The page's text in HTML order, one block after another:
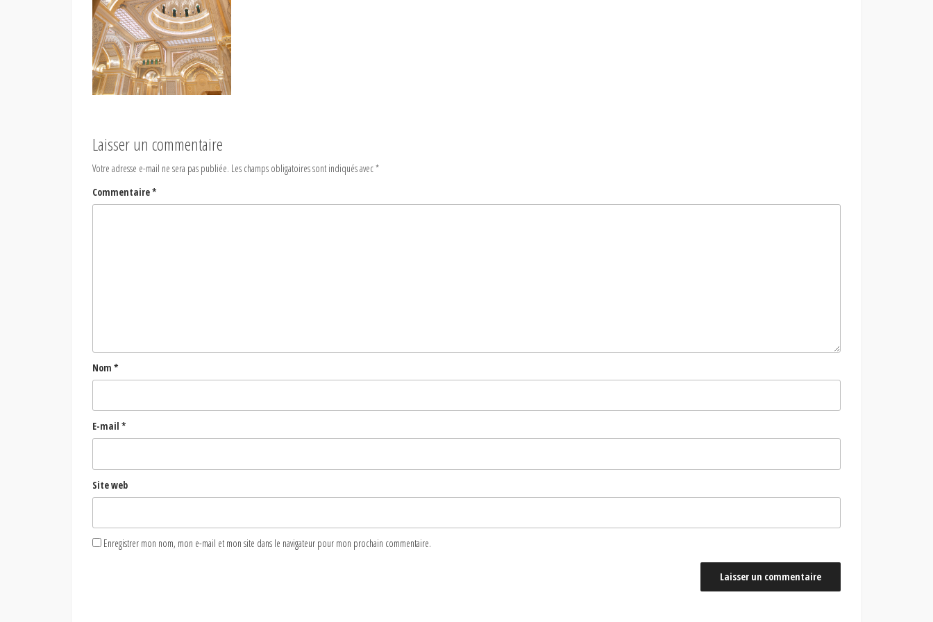
Laisser un commentaire
Votre adresse e-mail ne sera pas publiée. Les champs obligatoires sont indiqués avec*
Commentaire*
Nom *
E-mail *
Site web
Enregistrer mon nom, mon e-mail et mon site dans le navigateur pour mon prochain commentaire.